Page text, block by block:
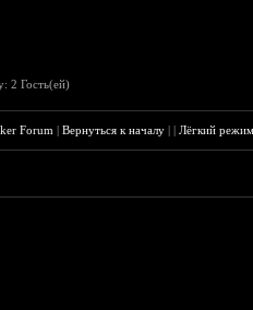
2 Гость(ей)
Forum |Вернуться к началу ||Лёгкий